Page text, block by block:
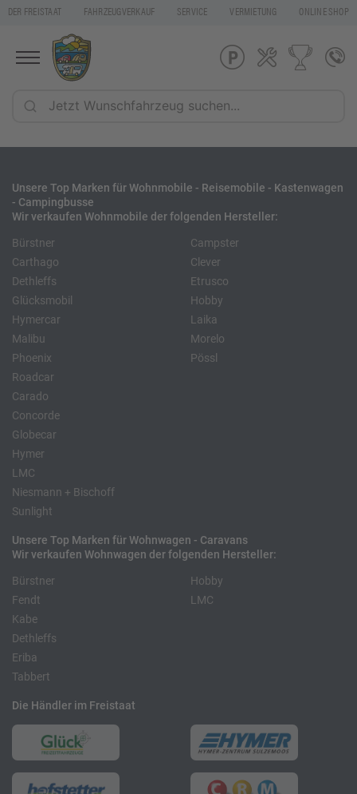
DER FREISTAAT FAHRZEUGVERKAUF SERVICE VERMIETUNG ONLINE SHOP
Unsere Top Marken für Wohnmobile - Reisemobile - Kastenwagen
- Campingbusse
Wir verkaufen Wohnmobile der folgenden Hersteller:
Bürstner
Carthago
Dethleffs
Glücksmobil
Hymercar
Malibu
Phoenix
Roadcar
Campster
Clever
Etrusco
Hobby
Laika
Morelo
Pössl
Carado
Concorde
Globecar
Hymer
LMC
Niesmann + Bischoff
Sunlight
Unsere Top Marken für Wohnwagen - Caravans
Wir verkaufen Wohnwagen der folgenden Hersteller:
Bürstner
Fendt
Kabe
Hobby
LMC
Dethleffs
Eriba
Tabbert
Die Händler im Freistaat